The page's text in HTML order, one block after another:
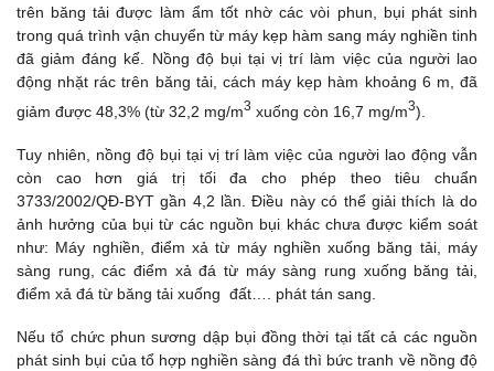
trên băng tải được làm ẩm tốt nhờ các vòi phun, bụi phát sinh
trong quá trình vận chuyển từ máy kẹp hàm sang máy nghiền tinh
đã giảm đáng kể. Nồng độ bụi tại vị trí làm việc của người lao
động nhặt rác trên băng tải, cách máy kẹp hàm khoảng 6 m, đã
giảm được 48,3% (từ 32,2 mg/m3 xuống còn 16,7 mg/m3).
Tuy nhiên, nồng độ bụi tại vị trí làm việc của người lao động vẫn
còn cao hơn giá trị tối đa cho phép theo tiêu chuẩn
3733/2002/QĐ-BYT gần 4,2 lần. Điều này có thể giải thích là do
ảnh hưởng của bụi từ các nguồn bụi khác chưa được kiểm soát
như: Máy nghiền, điểm xả từ máy nghiền xuống băng tải, máy
sàng rung, các điểm xả đá từ máy sàng rung xuống băng tải,
điểm xả đá từ băng tải xuống đất…. phát tán sang.
Nếu tổ chức phun sương dập bụi đồng thời tại tất cả các nguồn
phát sinh bụi của tổ hợp nghiền sàng đá thì bức tranh về nồng độ